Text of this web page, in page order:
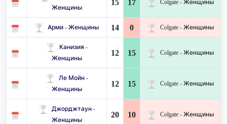
Женщины
15 17 Colgate - Женщины
Арми - Женщины 14 0 Colgate - Женщины
Канизия -
Женщины
12 15 Colgate - Женщины
Ле Мойн -
Женщины
12 15 Colgate - Женщины
Джорджтаун -
Женщины
20 10 Colgate - Женщины